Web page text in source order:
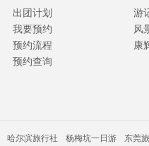
出团计划
我要预约
预约流程
预约查询
游
风
康
哈尔滨旅行社 杨梅坑一日游 东莞